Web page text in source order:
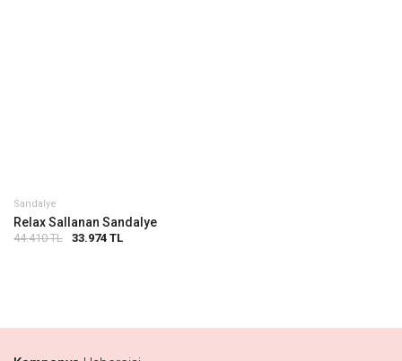
Sandalye
Relax Sallanan Sandalye
44.410 TL 33.974 TL